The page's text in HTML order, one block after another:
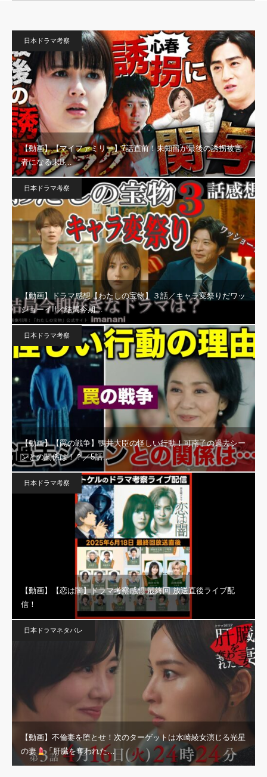
日本ドラマ考察
【動画】【マイファミリー】7話直前！未知留が最後の誘拐被害
者になる末路̷…
日本ドラマ考察
【動画】ドラマ感想【わたしの宝物】３話／キャラ変祭りだワッ
ショーイ!!／結局今期…
日本ドラマ考察
【動画】【罠の戦争】鴨井大臣の怪しい行動！可南子の過去シー
ンとの関係は！？／5話…
日本ドラマ考察
【動画】【恋は闇】ドラマ考察感想 最終回 放送直後ライブ配
信！
日本ドラマネタバレ
【動画】不倫妻を堕とせ！次のターゲットは水崎綾女演じる光星
の妻
「肝臓を奪われた…